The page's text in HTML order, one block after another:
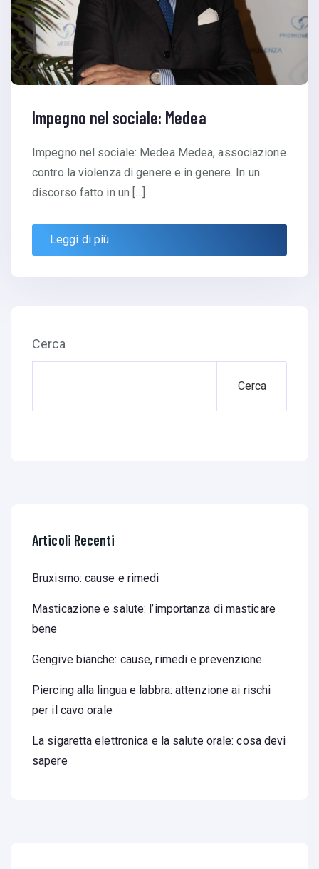
Impegno nel sociale: Medea
Impegno nel sociale: Medea Medea, associazione
contro la violenza di genere e in genere. In un
discorso fatto in un […]
Leggi di più
Cerca
Cerca
Articoli Recenti
Bruxismo: cause e rimedi
Masticazione e salute: l’importanza di masticare
bene
Gengive bianche: cause, rimedi e prevenzione
Piercing alla lingua e labbra: attenzione ai rischi
per il cavo orale
La sigaretta elettronica e la salute orale: cosa devi
sapere